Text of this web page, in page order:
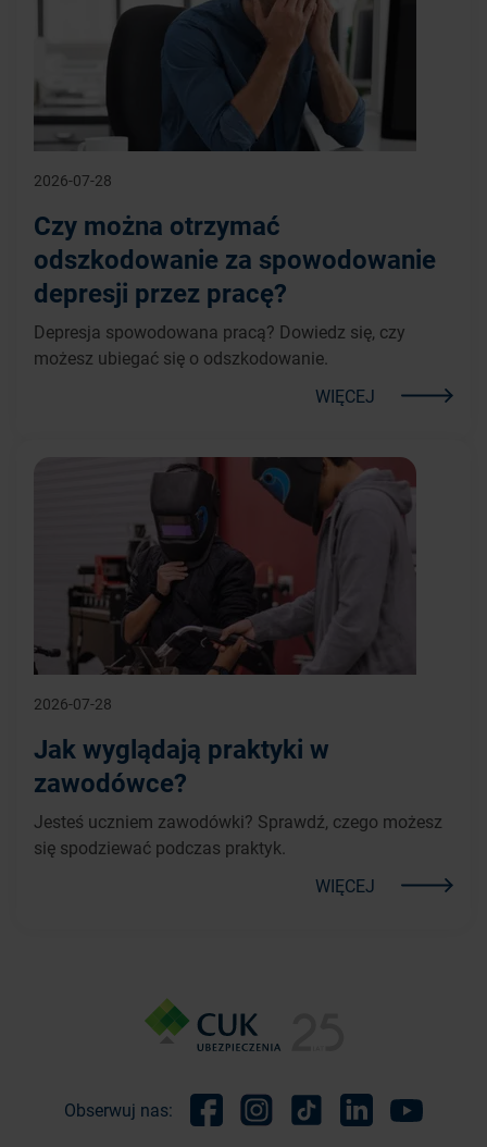
2026-07-28
Czy można otrzymać
odszkodowanie za spowodowanie
depresji przez pracę?
Depresja spowodowana pracą? Dowiedz się, czy
możesz ubiegać się o odszkodowanie.
WIĘCEJ
2026-07-28
Jak wyglądają praktyki w
zawodówce?
Jesteś uczniem zawodówki? Sprawdź, czego możesz
się spodziewać podczas praktyk.
WIĘCEJ
Obserwuj nas: